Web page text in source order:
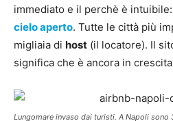
immediato e il perchè è
cielo aperto. Tutte le città più
migliaia di host (il locatore). Il
significa che è ancora in
Lungomare invaso dai turisti. A Napoli